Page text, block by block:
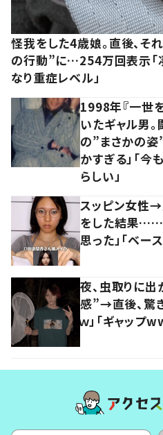
怪我をした4歳娘。直後、
の行動”に…254万回表示「
なり重症レベル」
1998年『一世
いたギャル男
の”まさかの姿”
かすぎる」「今
らしい」
スッピン女性
をした結果……
思った」「ベー
夜、虫取りに
感”→直後、驚
ｗ」「ギャップ